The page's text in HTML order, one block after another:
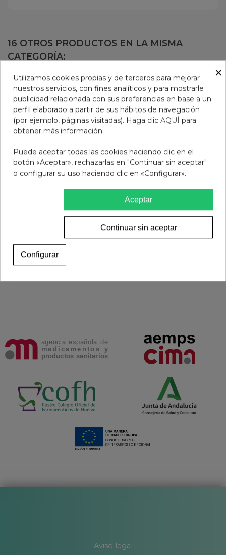
16 OTROS PRODUCTOS EN LA MISMA
CATEGORÍA:
PACK
Ver más
DISCOS PROTECTORES
ULTRA DRY NUK DISCOS
PROTECTORES 60 U
10,95 €
Aviso legal
×
Utilizamos cookies propias y de terceros para mejorar
nuestros servicios, con fines analíticos y para mostrarle
publicidad relacionada con sus preferencias en base a un
perfil elaborado a partir de sus hábitos de navegación
(por ejemplo, páginas visitadas). Haga clic AQUÍ para
obtener más información.
Puede aceptar todas las cookies haciendo clic en el
botón «Aceptar», rechazarlas en "Continuar sin aceptar"
o configurar su uso haciendo clic en «Configurar».
Aceptar
Continuar sin aceptar
Configurar